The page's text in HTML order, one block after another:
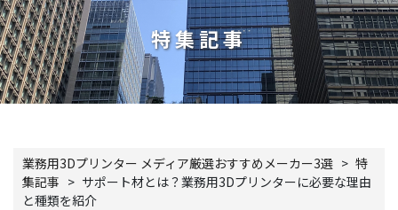
特集記事
業務用3Dプリンター メディア厳選おすすめメーカー3選 > 特
集記事 > サポート材とは？業務用3Dプリンターに必要な理由
と種類を紹介